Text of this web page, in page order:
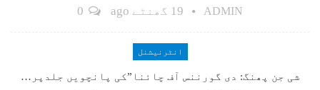
ADMIN 19 گھنٹے ago
انٹرنیشنل
شی جن پھنگ: دی گورننس آف چائنا”کی پانچویں جلدپر…